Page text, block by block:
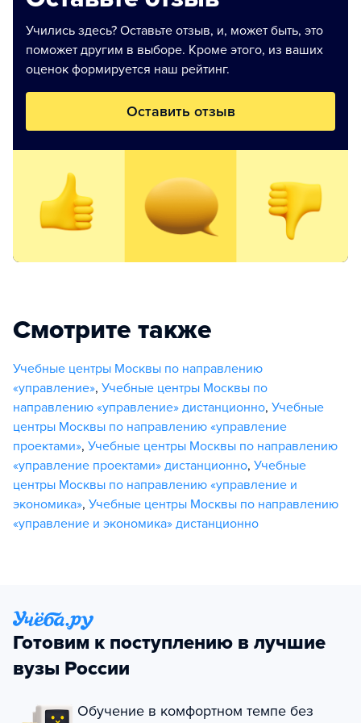
Учились здесь? Оставьте отзыв, и, может быть, это
поможет другим в выборе. Кроме этого, из ваших
оценок формируется наш рейтинг.
Оставить отзыв
Смотрите также
Учебные центры Москвы по направлению
«управление», Учебные центры Москвы по
направлению «управление» дистанционно, Учебные
центры Москвы по направлению «управление
проектами», Учебные центры Москвы по направлению
«управление проектами» дистанционно, Учебные
центры Москвы по направлению «управление и
экономика», Учебные центры Москвы по направлению
«управление и экономика» дистанционно
Готовим к поступлению в лучшие
вузы России
Обучение в комфортном темпе без